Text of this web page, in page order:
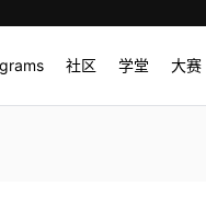
社区 学堂 大赛